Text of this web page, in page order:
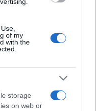
of my
with the
storage
on web or